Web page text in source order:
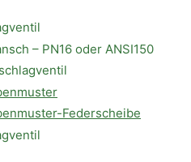
– PN16 oder ANSI150
Federscheibe